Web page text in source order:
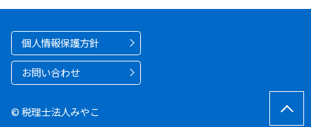
個人情報保護方針
お問い合わせ
© 税理士法人みやこ